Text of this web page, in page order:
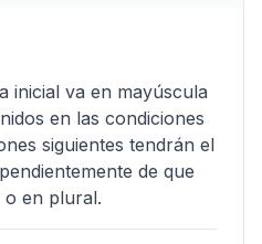
inicial va en mayúscula
en las condiciones
siguientes tendrán el
de que
o en plural.